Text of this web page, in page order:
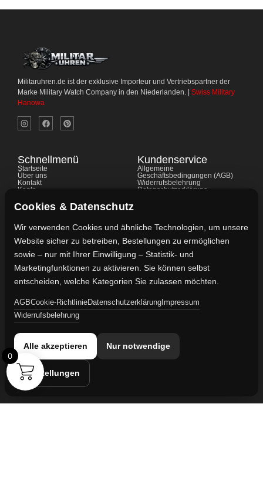
Militaruhren.de ist der exklusive Importeur und Vertriebspartner der
Marke Military Watch Company in den Niederlanden. | Swiss Military
Hanowa
Schnellmenü
Startseite
Über uns
Kontakt
Konto
FAQ's
Kundenservice
Allgemeine
Geschäftsbedingungen (AGB)
Widerrufsbelehrung
Datenschutzerklärung
Kontaktdaten
Vertreten durch:
Lievaart B.V.
Kontakt:
info@militaruhren.de
KVK-Nummer: 74829491
Umsatzsteuer-ID:
NL860042352B01
Cookies & Datenschutz
Wir verwenden Cookies und ähnliche Technologien, um unsere
Website sicher zu betreiben, Bestellungen zu ermöglichen
sowie – nur mit Ihrer Einwilligung – Statistik- und
Marketingfunktionen zu aktivieren. Sie können selbst
entscheiden, welche Kategorien Sie zulassen möchten.
AGBCookie-RichtlinieDatenschutzerklärung Impressum
Widerrufsbelehrung
Alle akzeptieren Nur notwendige
Einstellungen
0